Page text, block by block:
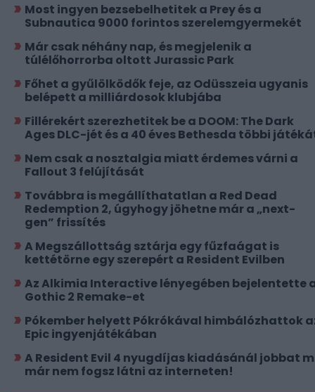
Most ingyen bezsebelhetitek a Prey és a
Subnautica 9000 forintos szerelemgyermekét
Már csak néhány nap, és megjelenik a
túlélőhorrorba oltott Jurassic Park
Főhet a gyűlölködők feje, az Odüsszeia ugyanis
belépett a milliárdosok klubjába
Fillérekért szerezhetitek be a DOOM: The Dark
Ages DLC-jét és a 40 éves Bethesda többi
Nem csak a nosztalgia miatt érdemes várni a
Fallout 3 felújítását
Továbbra is megállíthatatlan a Red Dead
Redemption 2, úgyhogy jöhetne már a „next-
gen” frissítés
A Megszállottság sztárja egy fűzfaágat is
kettétörne egy szerepért a Resident Evilben
Az Alkimia Interactive lényegében bejelentette
Gothic 2 Remake-et
Pókember helyett Pókrókával himbálózhattok
Epic ingyenjátékában
A Resident Evil 4 nyugdíjas kiadásánál jobbat
már nem fogsz látni az interneten!